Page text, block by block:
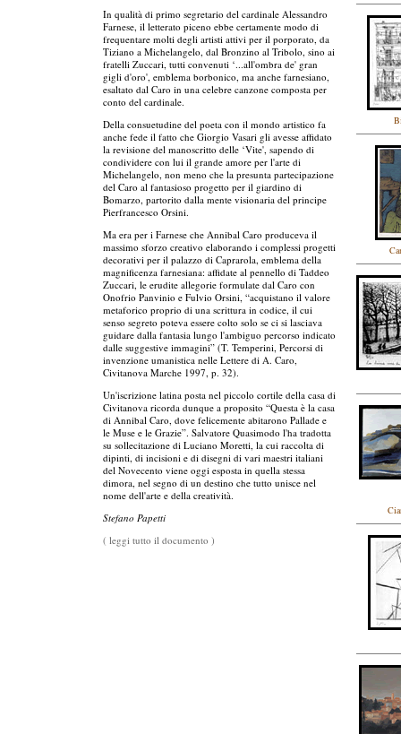
In qualità di primo segretario del cardinale Alessandro
Farnese, il letterato piceno ebbe certamente modo di
frequentare molti degli artisti attivi per il porporato, da
Tiziano a Michelangelo, dal Bronzino al Tribolo, sino ai
fratelli Zuccari, tutti convenuti ‘...all'ombra de' gran
gigli d'oro', emblema borbonico, ma anche farnesiano,
esaltato dal Caro in una celebre canzone composta per
conto del cardinale.
Della consuetudine del poeta con il mondo artistico fa
anche fede il fatto che Giorgio Vasari gli avesse affidato
la revisione del manoscritto delle ‘Vite', sapendo di
condividere con lui il grande amore per l'arte di
Michelangelo, non meno che la presunta partecipazione
del Caro al fantasioso progetto per il giardino di
Bomarzo, partorito dalla mente visionaria del principe
Pierfrancesco Orsini.
Ma era per i Farnese che Annibal Caro produceva il
massimo sforzo creativo elaborando i complessi progetti
decorativi per il palazzo di Caprarola, emblema della
magnificenza farnesiana: affidate al pennello di Taddeo
Zuccari, le erudite allegorie formulate dal Caro con
Onofrio Panvinio e Fulvio Orsini, “acquistano il valore
metaforico proprio di una scrittura in codice, il cui
senso segreto poteva essere colto solo se ci si lasciava
guidare dalla fantasia lungo l'ambiguo percorso indicato
dalle suggestive immagini” (T. Temperini, Percorsi di
invenzione umanistica nelle Lettere di A. Caro,
Civitanova Marche 1997, p. 32).
Un'iscrizione latina posta nel piccolo cortile della casa di
Civitanova ricorda dunque a proposito “Questa è la casa
di Annibal Caro, dove felicemente abitarono Pallade e
le Muse e le Grazie”. Salvatore Quasimodo l'ha tradotta
su sollecitazione di Luciano Moretti, la cui raccolta di
dipinti, di incisioni e di disegni di vari maestri italiani
del Novecento viene oggi esposta in quella stessa
dimora, nel segno di un destino che tutto unisce nel
nome dell'arte e della creatività.
Stefano Papetti
( leggi tutto il documento )